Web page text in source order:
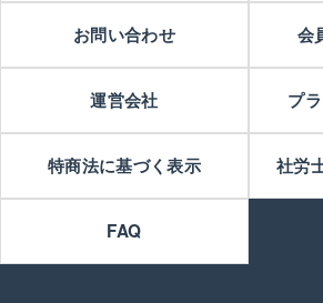
お問い合わせ 会
運営会社 プ
特商法に基づく表示 社労
FAQ